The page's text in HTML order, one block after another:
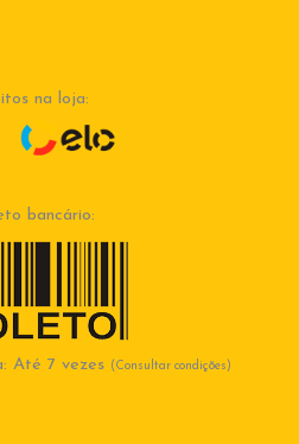
na loja:
bancário:
Até 7 vezes (Consultar condições)